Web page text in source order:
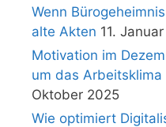
Wenn
alte Akten 11.
Motivation im
um das Arbeitsklima
Oktober 2025
Wie optimiert